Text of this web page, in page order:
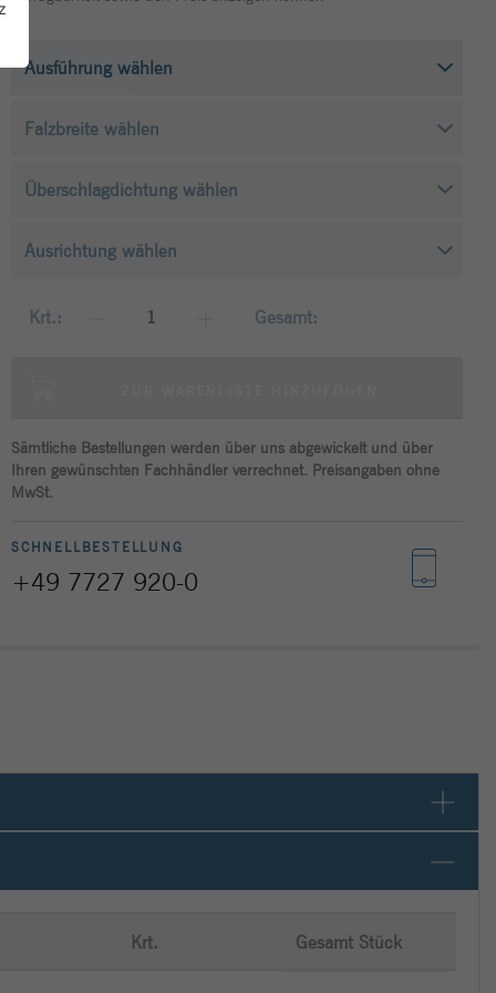
Krt.: Gesamt:
Sämtliche Bestellungen werden über uns abgewickelt und über
Ihren gewünschten Fachhändler verrechnet. Preisangaben ohne
MwSt.
SCHNELLBESTELLUNG
+49 7727 920-0
Krt. Gesamt Stück